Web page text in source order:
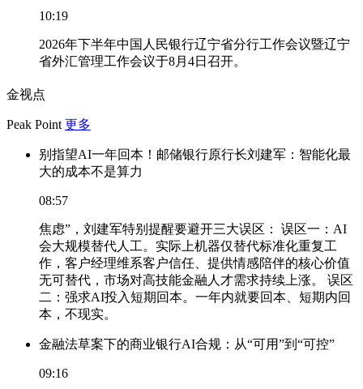
10:19
2026年下半年中国人民银行辽宁省分行工作会议暨辽宁
省外汇管理工作会议于8月4日召开。
金视点
Peak Point 更多
别指望AI一年回本！邮储银行原行长刘建军：智能化最
大的成本不是算力
08:57
焦虑”，刘建军特别提醒要避开三大误区： 误区一：AI
会大规模替代人工。实际上机器仅替代标准化重复工
作，客户经理维系客户信任、提供情感陪伴的核心价值
无可替代，市场对高技能金融人才需求持续上涨。 误区
二：强求AI投入短期回本。一年内就要回本、短期内回
本，不现实。
金融法草案下的商业银行AI合规：从“可用”到“可控”
09:16